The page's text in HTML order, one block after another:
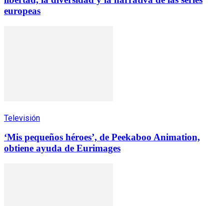
europeas
Televisión
‘Mis pequeños héroes’, de Peekaboo Animation,
obtiene ayuda de Eurimages